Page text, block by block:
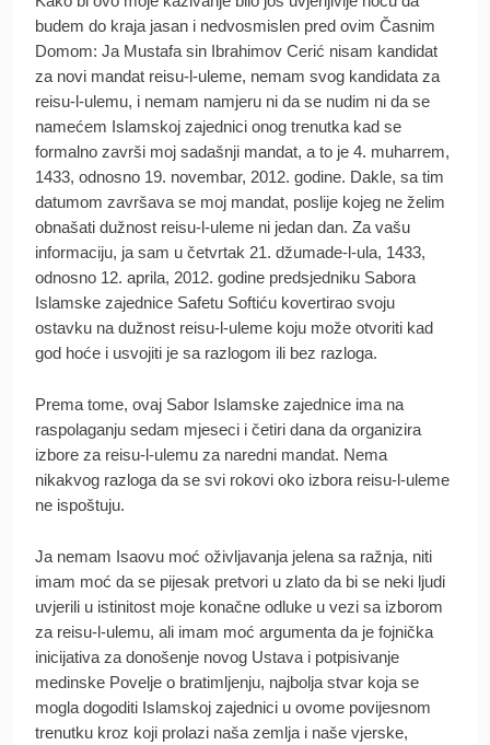
budem do kraja jasan i nedvosmislen pred ovim Časnim
Domom: Ja Mustafa sin Ibrahimov Cerić nisam kandidat
za novi mandat reisu-l-uleme, nemam svog kandidata za
reisu-l-ulemu, i nemam namjeru ni da se nudim ni da se
namećem Islamskoj zajednici onog trenutka kad se
formalno završi moj sadašnji mandat, a to je 4. muharrem,
1433, odnosno 19. novembar, 2012. godine. Dakle, sa tim
datumom završava se moj mandat, poslije kojeg ne želim
obnašati dužnost reisu-l-uleme ni jedan dan. Za vašu
informaciju, ja sam u četvrtak 21. džumade-l-ula, 1433,
odnosno 12. aprila, 2012. godine predsjedniku Sabora
Islamske zajednice Safetu Softiću kovertirao svoju
ostavku na dužnost reisu-l-uleme koju može otvoriti kad
god hoće i usvojiti je sa razlogom ili bez razloga.
Prema tome, ovaj Sabor Islamske zajednice ima na
raspolaganju sedam mjeseci i četiri dana da organizira
izbore za reisu-l-ulemu za naredni mandat. Nema
nikakvog razloga da se svi rokovi oko izbora reisu-l-uleme
ne ispoštuju.
Ja nemam Isaovu moć oživljavanja jelena sa ražnja, niti
imam moć da se pijesak pretvori u zlato da bi se neki ljudi
uvjerili u istinitost moje konačne odluke u vezi sa izborom
za reisu-l-ulemu, ali imam moć argumenta da je fojnička
inicijativa za donošenje novog Ustava i potpisivanje
medinske Povelje o bratimljenju, najbolja stvar koja se
mogla dogoditi Islamskoj zajednici u ovome povijesnom
trenutku kroz koji prolazi naša zemlja i naše vjerske,